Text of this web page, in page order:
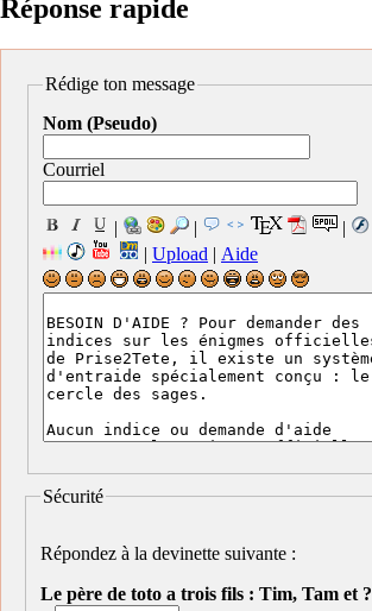
Réponse rapide
Rédige ton message
Nom (Pseudo)
Courriel
| |
|
| Upload | Aide
Sécurité
Répondez à la devinette suivante :
Le père de toto a trois fils : Tim, Tam et ?